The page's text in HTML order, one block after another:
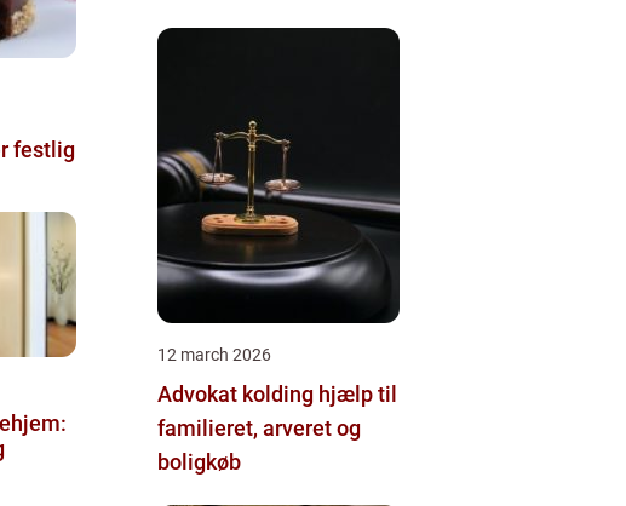
festlig
12 march 2026
Advokat kolding hjælp til
familieret, arveret og
boligkøb